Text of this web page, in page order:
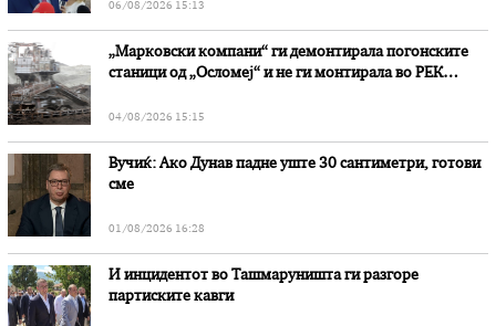
06/08/2026 15:13
„Марковски компани“ ги демонтирала погонските
станици од „Осломеј“ и не ги монтирала во РЕК
04/08/2026 15:15
Вучиќ: Ако Дунав падне уште 30 сантиметри, готови
сме
01/08/2026 16:28
И инцидентот во Ташмаруништa ги разгоре
партиските кавги